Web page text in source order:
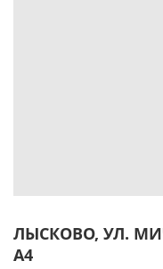
ЛЫСКОВО, УЛ.
А4